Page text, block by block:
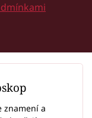
znamení a